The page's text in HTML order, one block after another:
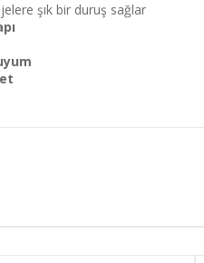
şık bir duruş sağlar